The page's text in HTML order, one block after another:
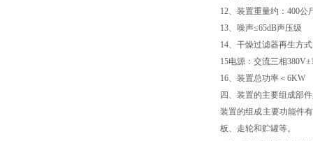
12、装置重量约：400公
13、噪声≤65dB声压级
14、干燥过滤器再生方
15电源：交流三相
16、装置总功率＜6KW
四、装置的主要组成部
装置的组成主要功能件
板、走轮和贮罐等。